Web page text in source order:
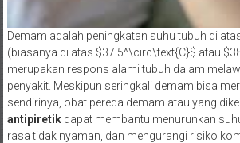
Demam adalah peningkatan suhu tubuh di
(biasanya di atas $37.5^\circ\text{C}$ atau
merupakan respons alami tubuh dalam
penyakit. Meskipun seringkali demam bisa
sendirinya, obat pereda demam atau yang
antipiretikdapat membantu menurunkan
rasa tidak nyaman, dan mengurangi risiko